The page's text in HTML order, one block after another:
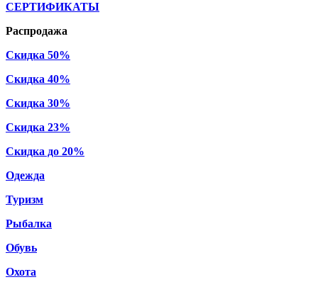
СЕРТИФИКАТЫ
Распродажа
Скидка 50%
Скидка 40%
Скидка 30%
Скидка 23%
Скидка до 20%
Одежда
Туризм
Рыбалка
Обувь
Охота